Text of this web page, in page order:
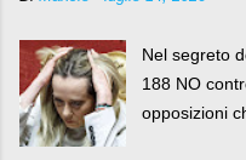
Nel segreto
188 NO
opposizioni